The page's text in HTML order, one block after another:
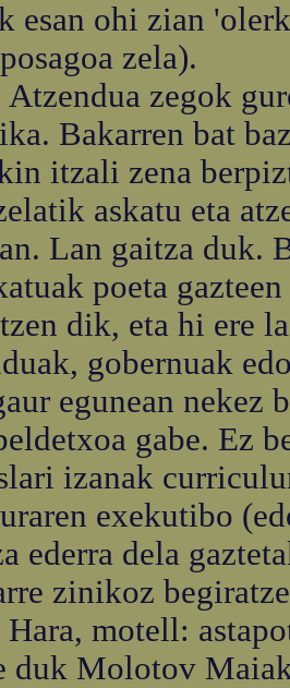
esan ohi zian
zela).
zegok gure
Bakarren bat
itzali zena
askatu eta
Lan gaitza duk.
poeta
dik, eta hi ere
gobernuak
egunean nekez
gabe. Ez
izanak
exekutibo
ederra dela
zinikoz
motell:
duk Molotov